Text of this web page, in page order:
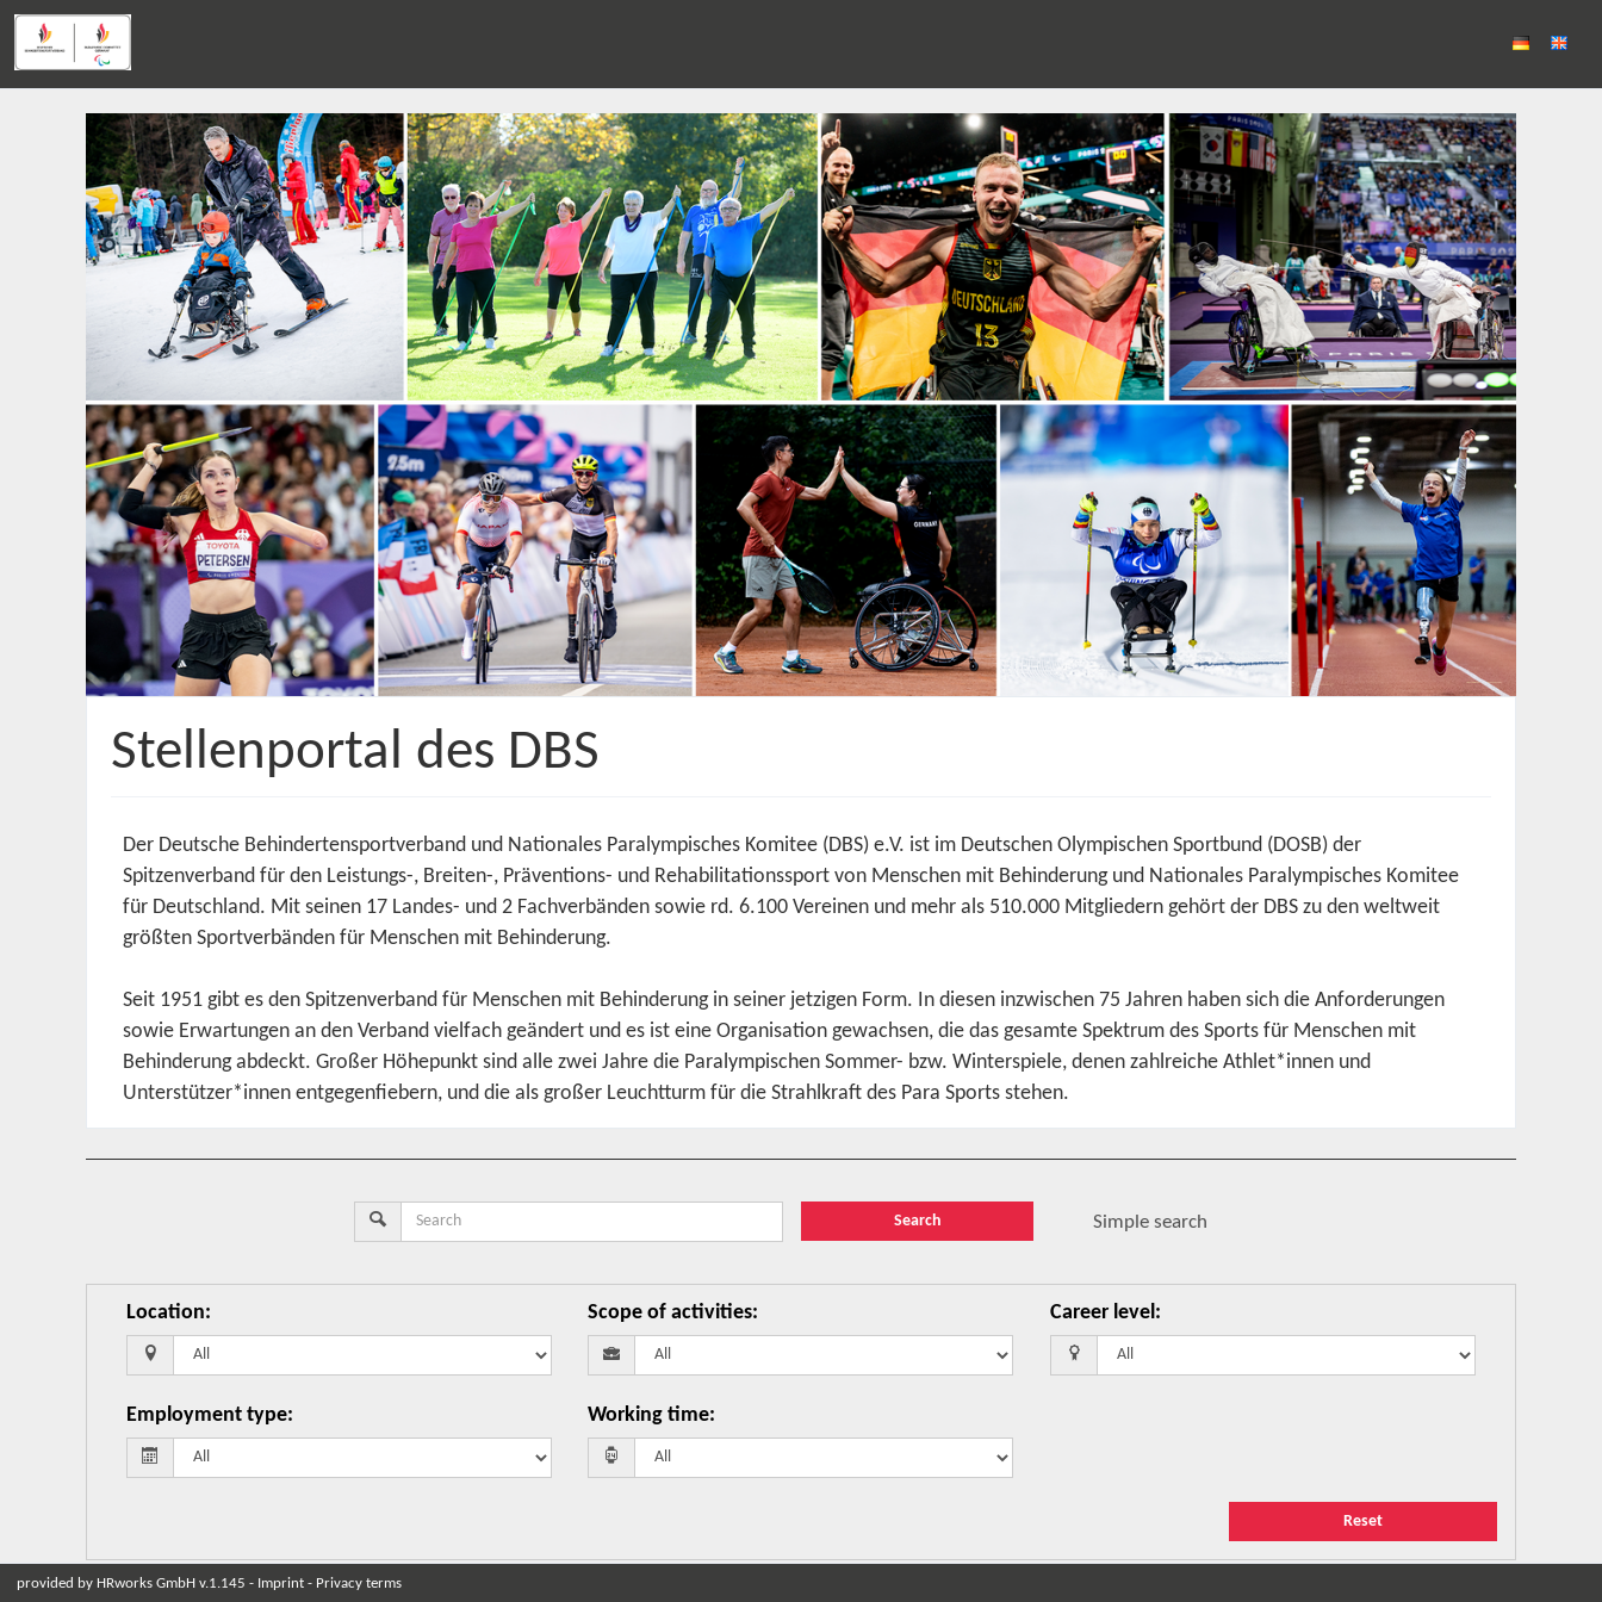
Stellenportal des DBS
Der Deutsche Behindertensportverband und Nationales Paralympisches Komitee (DBS) e.V. ist im Deutschen Olympischen Sportbund (DOSB) der
Spitzenverband für den Leistungs-, Breiten-, Präventions- und Rehabilitationssport von Menschen mit Behinderung und Nationales Paralympisches Komitee
für Deutschland. Mit seinen 17 Landes- und 2 Fachverbänden sowie rd. 6.100 Vereinen und mehr als 510.000 Mitgliedern gehört der DBS zu den weltweit
größten Sportverbänden für Menschen mit Behinderung.
Seit 1951 gibt es den Spitzenverband für Menschen mit Behinderung in seiner jetzigen Form. In diesen inzwischen 75 Jahren haben sich die Anforderungen
sowie Erwartungen an den Verband vielfach geändert und es ist eine Organisation gewachsen, die das gesamte Spektrum des Sports für Menschen mit
Behinderung abdeckt. Großer Höhepunkt sind alle zwei Jahre die Paralympischen Sommer- bzw. Winterspiele, denen zahlreiche Athlet*innen und
Unterstützer*innen entgegenfiebern, und die als großer Leuchtturm für die Strahlkraft des Para Sports stehen.
Search Simple search
Location: Scope of activities: Career level :
Employment type: Working time:
Reset
provided by HRworks GmbH v.1.145 - Imprint - Privacy terms